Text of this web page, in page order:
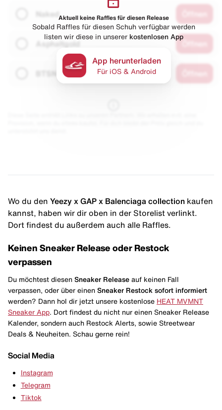
Naked
Asphaltgold
Aktuell keine Raffles für diesen Release
Sobald Raffles für diesen Schuh verfügbar werden
listen wir diese in unserer kostenlosen App
App herunterladen
Für iOS & Android
Wo du den Yeezy x GAP x Balenciaga collection kaufen
kannst, haben wir dir oben in der Storelist verlinkt.
Dort findest du außerdem auch alle Raffles.
Keinen Sneaker Release oder Restock
verpassen
Du möchtest diesen Sneaker Release auf keinen Fall
verpassen, oder über einen Sneaker Restock sofort informiert
werden? Dann hol dir jetzt unsere kostenlose HEAT MVMNT
Sneaker App . Dort findest du nicht nur einen Sneaker Release
Kalender, sondern auch Restock Alerts, sowie Streetwear
Deals & Neuheiten. Schau gerne rein!
Social Media
Instagram
Telegram
Tiktok